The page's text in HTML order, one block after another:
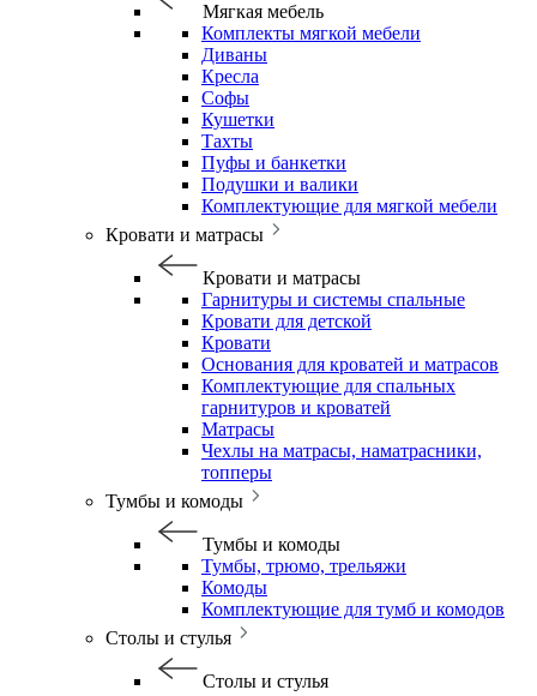
Мягкая мебель
Комплекты мягкой мебели
Диваны
Кресла
Софы
Кушетки
Тахты
Пуфы и банкетки
Подушки и валики
Комплектующие для мягкой мебели
Кровати и матрасы
Кровати и матрасы
Гарнитуры и системы спальные
Кровати для детской
Кровати
Основания для кроватей и матрасов
Комплектующие для спальных
гарнитуров и кроватей
Матрасы
Чехлы на матрасы, наматрасники,
топперы
Тумбы и комоды
Тумбы и комоды
Тумбы, трюмо, трельяжи
Комоды
Комплектующие для тумб и комодов
Столы и стулья
Столы и стулья